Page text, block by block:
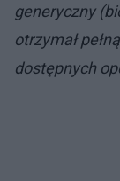
generyczny
otrzymał
dostępnych